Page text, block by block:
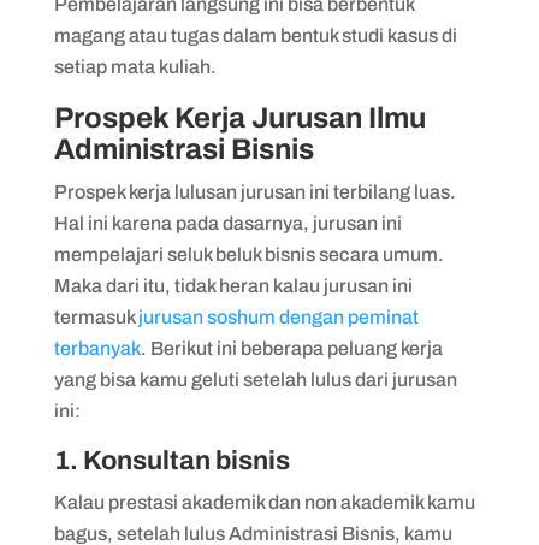
Pembelajaran langsung ini bisa berbentuk
magang atau tugas dalam bentuk studi kasus di
setiap mata kuliah.
Prospek Kerja Jurusan Ilmu
Administrasi Bisnis
Prospek kerja lulusan jurusan ini terbilang luas.
Hal ini karena pada dasarnya, jurusan ini
mempelajari seluk beluk bisnis secara umum.
Maka dari itu, tidak heran kalau jurusan ini
termasukjurusan soshum dengan peminat
terbanyak. Berikut ini beberapa peluang kerja
yang bisa kamu geluti setelah lulus dari jurusan
ini:
1. Konsultan bisnis
Kalau prestasi akademik dan non akademik kamu
bagus, setelah lulus Administrasi Bisnis, kamu